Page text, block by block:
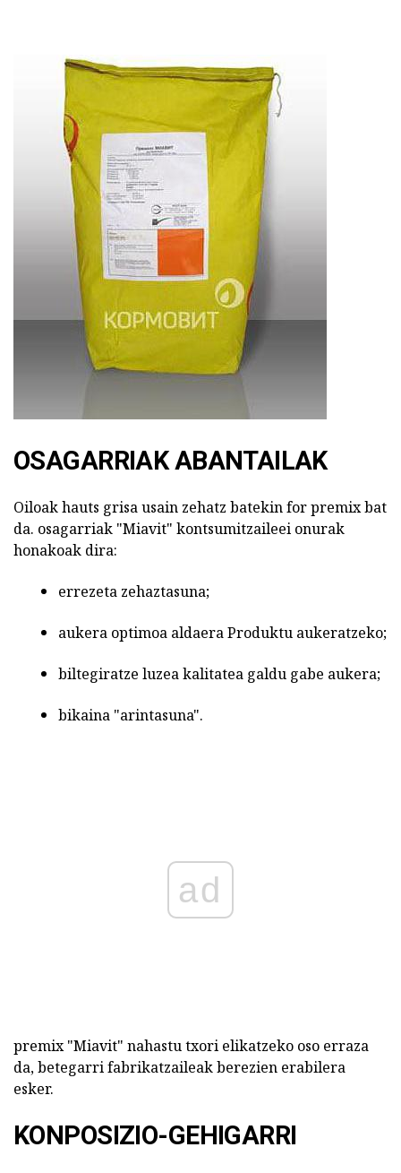
OSAGARRIAK ABANTAILAK
Oiloak hauts grisa usain zehatz batekin for premix bat
da. osagarriak "Miavit" kontsumitzaileei onurak
honakoak dira:
errezeta zehaztasuna;
aukera optimoa aldaera Produktu aukeratzeko;
biltegiratze luzea kalitatea galdu gabe aukera;
bikaina "arintasuna".
ad
premix "Miavit" nahastu txori elikatzeko oso erraza
da, betegarri fabrikatzaileak berezien erabilera
esker.
KONPOSIZIO-GEHIGARRI